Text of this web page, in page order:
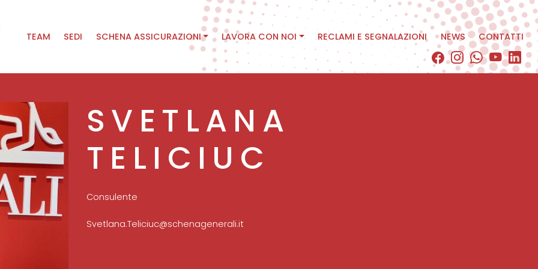
Main
TEAM SEDI SCHENA ASSICURAZIONI LAVORA CON NOI RECLAMI E SEGNALAZIONI NEWS CONTATTI
SVETLANA
TELICIUC
Consulente
Svetlana.Teliciuc@schenagenerali.it